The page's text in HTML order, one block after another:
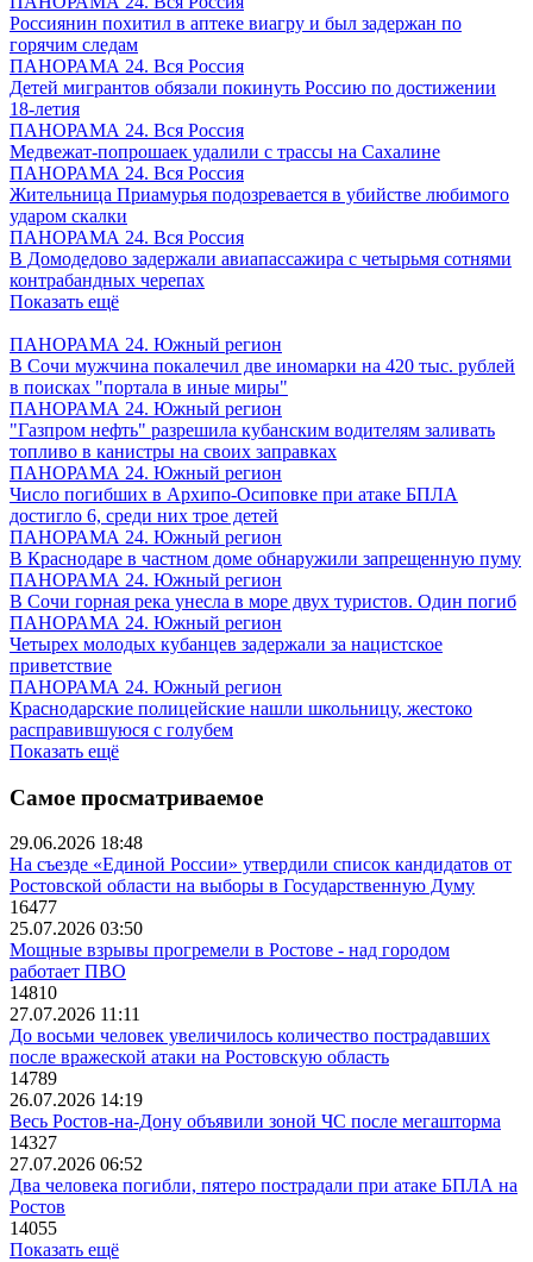
Россиянин похитил в аптеке виагру и был задержан по
горячим следам
ПАНОРАМА 24. Вся Россия
Детей мигрантов обязали покинуть Россию по достижении
18-летия
ПАНОРАМА 24. Вся Россия
Медвежат-попрошаек удалили с трассы на Сахалине
ПАНОРАМА 24. Вся Россия
Жительница Приамурья подозревается в убийстве любимого
ударом скалки
ПАНОРАМА 24. Вся Россия
В Домодедово задержали авиапассажира с четырьмя сотнями
контрабандных черепах
Показать ещё
ПАНОРАМА 24. Южный регион
В Сочи мужчина покалечил две иномарки на 420 тыс. рублей
в поисках "портала в иные миры"
ПАНОРАМА 24. Южный регион
"Газпром нефть" разрешила кубанским водителям заливать
топливо в канистры на своих заправках
ПАНОРАМА 24. Южный регион
Число погибших в Архипо-Осиповке при атаке БПЛА
достигло 6, среди них трое детей
ПАНОРАМА 24. Южный регион
В Краснодаре в частном доме обнаружили запрещенную пуму
ПАНОРАМА 24. Южный регион
В Сочи горная река унесла в море двух туристов. Один погиб
ПАНОРАМА 24. Южный регион
Четырех молодых кубанцев задержали за нацистское
приветствие
ПАНОРАМА 24. Южный регион
Краснодарские полицейские нашли школьницу, жестоко
расправившуюся с голубем
Показать ещё
Самое просматриваемое
29.06.2026 18:48
На съезде «Единой России» утвердили список кандидатов от
Ростовской области на выборы в Государственную Думу
16477
25.07.2026 03:50
Мощные взрывы прогремели в Ростове - над городом
работает ПВО
14810
27.07.2026 11:11
До восьми человек увеличилось количество пострадавших
после вражеской атаки на Ростовскую область
14789
26.07.2026 14:19
Весь Ростов-на-Дону объявили зоной ЧС после мегашторма
14327
27.07.2026 06:52
Два человека погибли, пятеро пострадали при атаке БПЛА на
Ростов
14055
Показать ещё